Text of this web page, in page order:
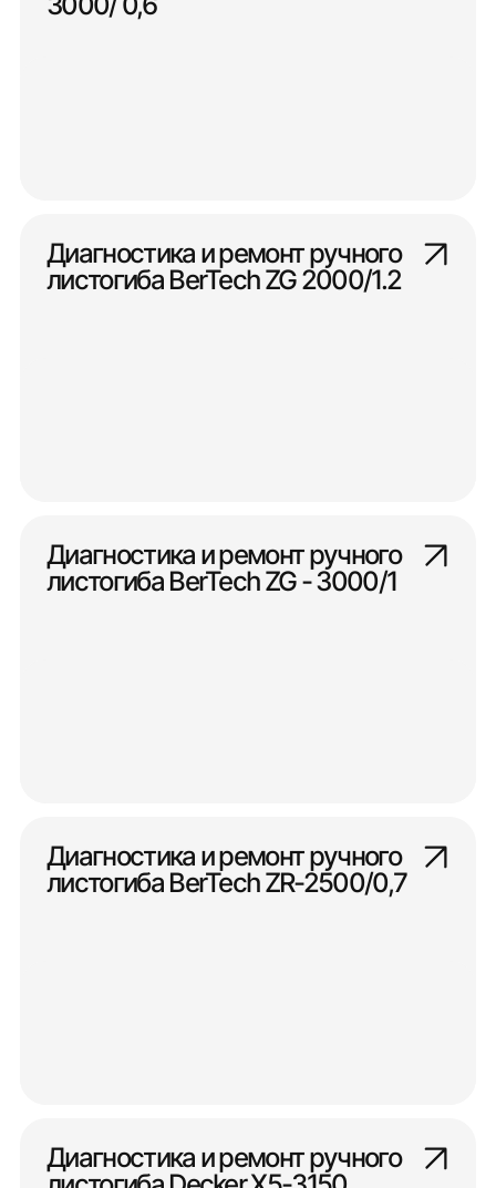
Диагностика и ремонт ручного
листогиба BerTech ZG 2000/1.2
Диагностика и ремонт ручного
листогиба BerTech ZG - 3000/1
Диагностика и ремонт ручного
листогиба BerTech ZR-2500/0,7
Диагностика и ремонт ручного